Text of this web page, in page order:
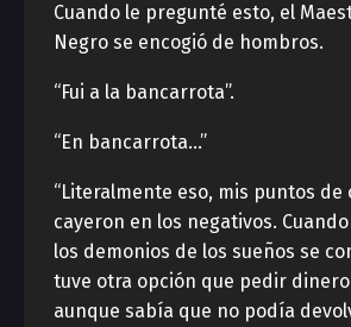
Cuando le pregunté esto, el
Negro se encogió de hombros.
“Fui a la bancarrota”.
“En bancarrota…”
“Literalmente eso, mis puntos de
cayeron en los negativos.
los demonios de los sueños se
tuve otra opción que pedir
aunque sabía que no podía